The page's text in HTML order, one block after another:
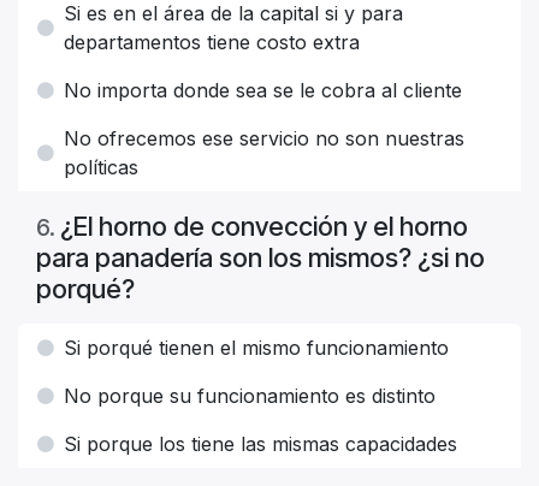
Si es en el área de la capital si y para
departamentos tiene costo extra
No importa donde sea se le cobra al cliente
No ofrecemos ese servicio no son nuestras
políticas
6. ¿El horno de convección y el horno
para panadería son los mismos? ¿si no
porqué?
Si porqué tienen el mismo funcionamiento
No porque su funcionamiento es distinto
Si porque los tiene las mismas capacidades